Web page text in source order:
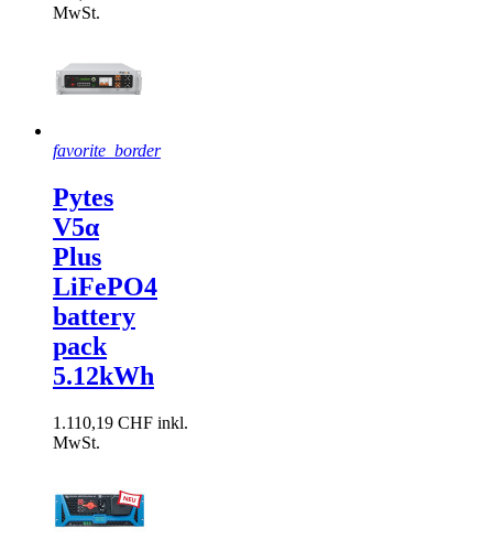
LiFePo4 / LFP
3 Jahre 3
Gewicht
3.8kg
5.4kg
8.6kg
Filter anwenden4
MwSt.
favorite_border
Pytes
V5α
Plus
LiFePO4
battery
pack
5.12kWh
1.110,19 CHF inkl.
MwSt.